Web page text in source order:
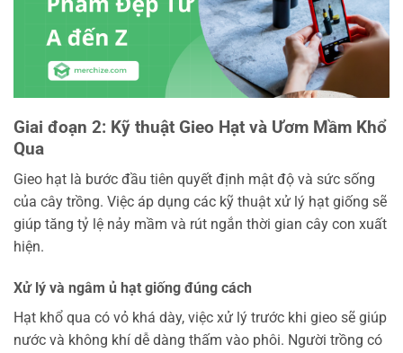
Giai đoạn 2: Kỹ thuật Gieo Hạt và Ươm Mầm Khổ
Qua
Gieo hạt là bước đầu tiên quyết định mật độ và sức sống
của cây trồng. Việc áp dụng các kỹ thuật xử lý hạt giống sẽ
giúp tăng tỷ lệ nảy mầm và rút ngắn thời gian cây con xuất
hiện.
Xử lý và ngâm ủ hạt giống đúng cách
Hạt khổ qua có vỏ khá dày, việc xử lý trước khi gieo sẽ giúp
nước và không khí dễ dàng thấm vào phôi. Người trồng có